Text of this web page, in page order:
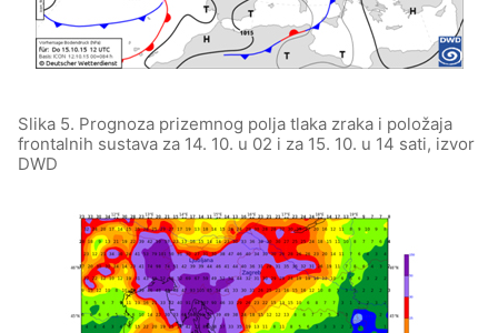
Slika 5. Prognoza prizemnog polja tlaka zraka i položaja
frontalnih sustava za 14. 10. u 02 i za 15. 10. u 14 sati, izvor
DWD